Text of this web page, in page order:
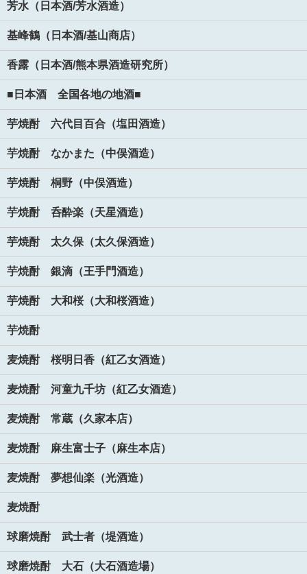
芳水（日本酒/芳水酒造）
基峰鶴（日本酒/基山商店）
香露（日本酒/熊本県酒造研究所）
■日本酒 全国各地の地酒■
芋焼酎 六代目百合（塩田酒造）
芋焼酎 なかまた（中俣酒造）
芋焼酎 桐野（中俣酒造）
芋焼酎 呑酔楽（天星酒造）
芋焼酎 太久保（太久保酒造）
芋焼酎 銀滴（王手門酒造）
芋焼酎 大和桜（大和桜酒造）
芋焼酎
麦焼酎 桜明日香（紅乙女酒造）
麦焼酎 河童九千坊（紅乙女酒造）
麦焼酎 常蔵（久家本店）
麦焼酎 麻生富士子（麻生本店）
麦焼酎 夢想仙楽（光酒造）
麦焼酎
球磨焼酎 武士者（堤酒造）
球磨焼酎 大石（大石酒造場）